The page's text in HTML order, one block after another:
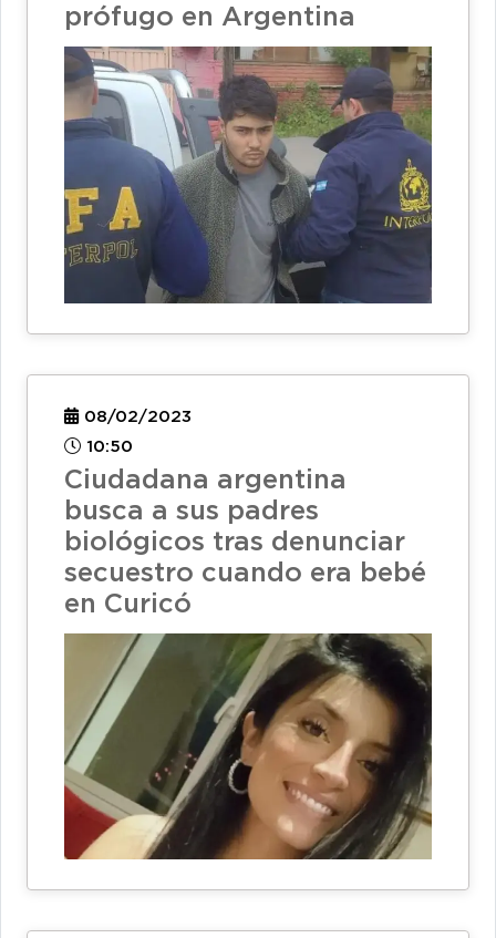
prófugo en Argentina
08/02/2023
10:50
Ciudadana argentina
busca a sus padres
biológicos tras denunciar
secuestro cuando era bebé
en Curicó